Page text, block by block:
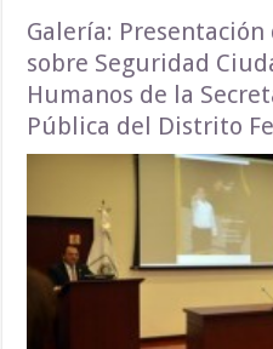
Galería:
sobre Seguridad
Humanos de la
Pública del Distrito